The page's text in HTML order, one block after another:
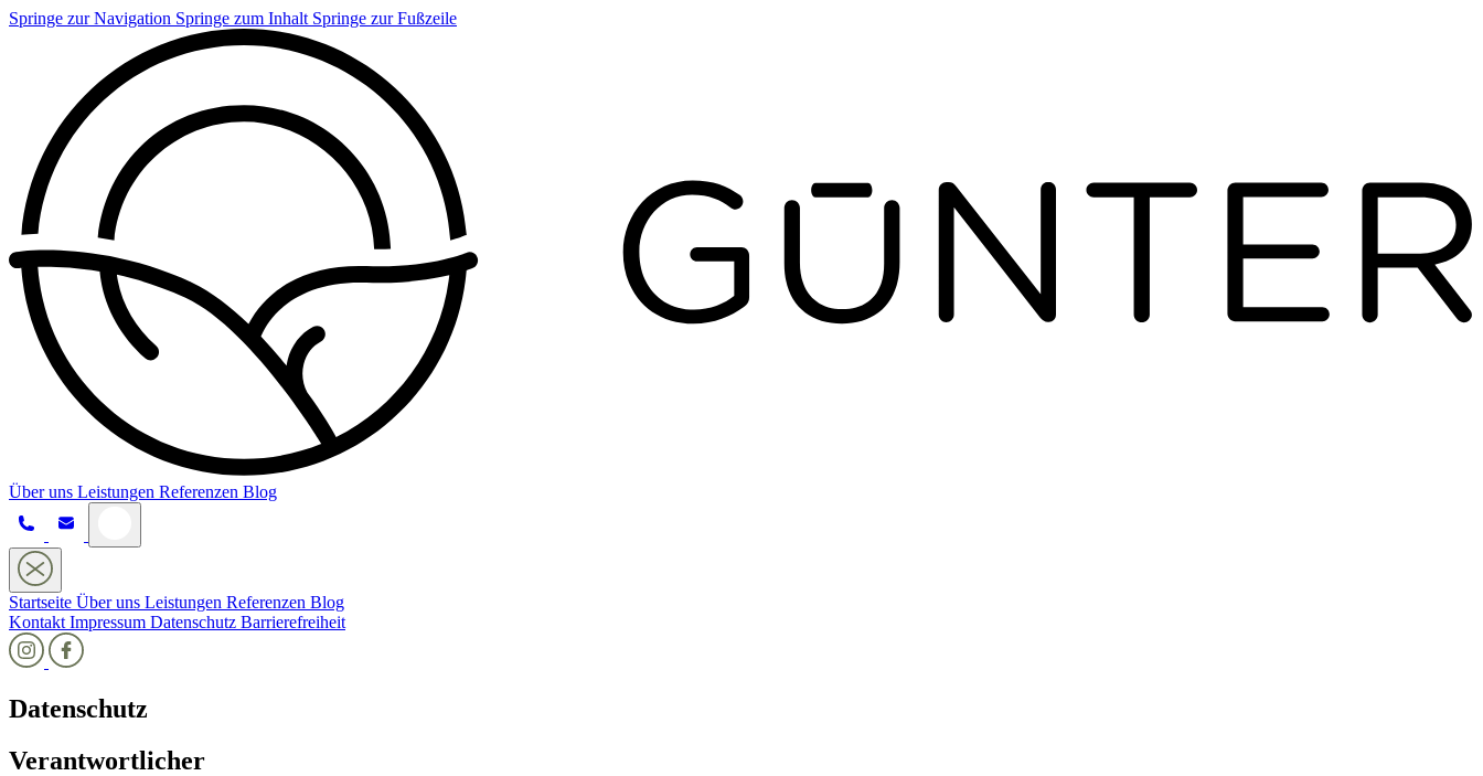
Springe zur Navigation Springe zum Inhalt Springe zur Fußzeile
Über uns Leistungen Referenzen Blog
Startseite Über uns Leistungen Referenzen Blog
Kontakt Impressum Datenschutz Barrierefreiheit
Datenschutz
Verantwortlicher